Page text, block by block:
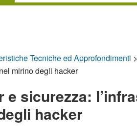
Tecniche ed Approfondimenti >
mirino degli hacker
e sicurezza:
hacker